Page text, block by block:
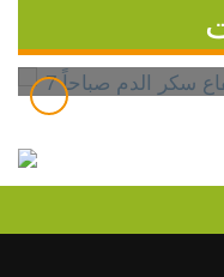
ارتفاع سكر الدم